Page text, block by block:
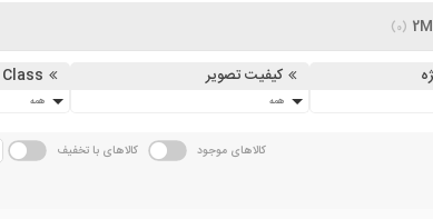
5MP
IP Silver Lisence
IP Silver Persian OCR Lisence Plate
(0)
کیفیت تصویر
همه
Class
همه
کالاهای موجود کالاهای با تخفیف